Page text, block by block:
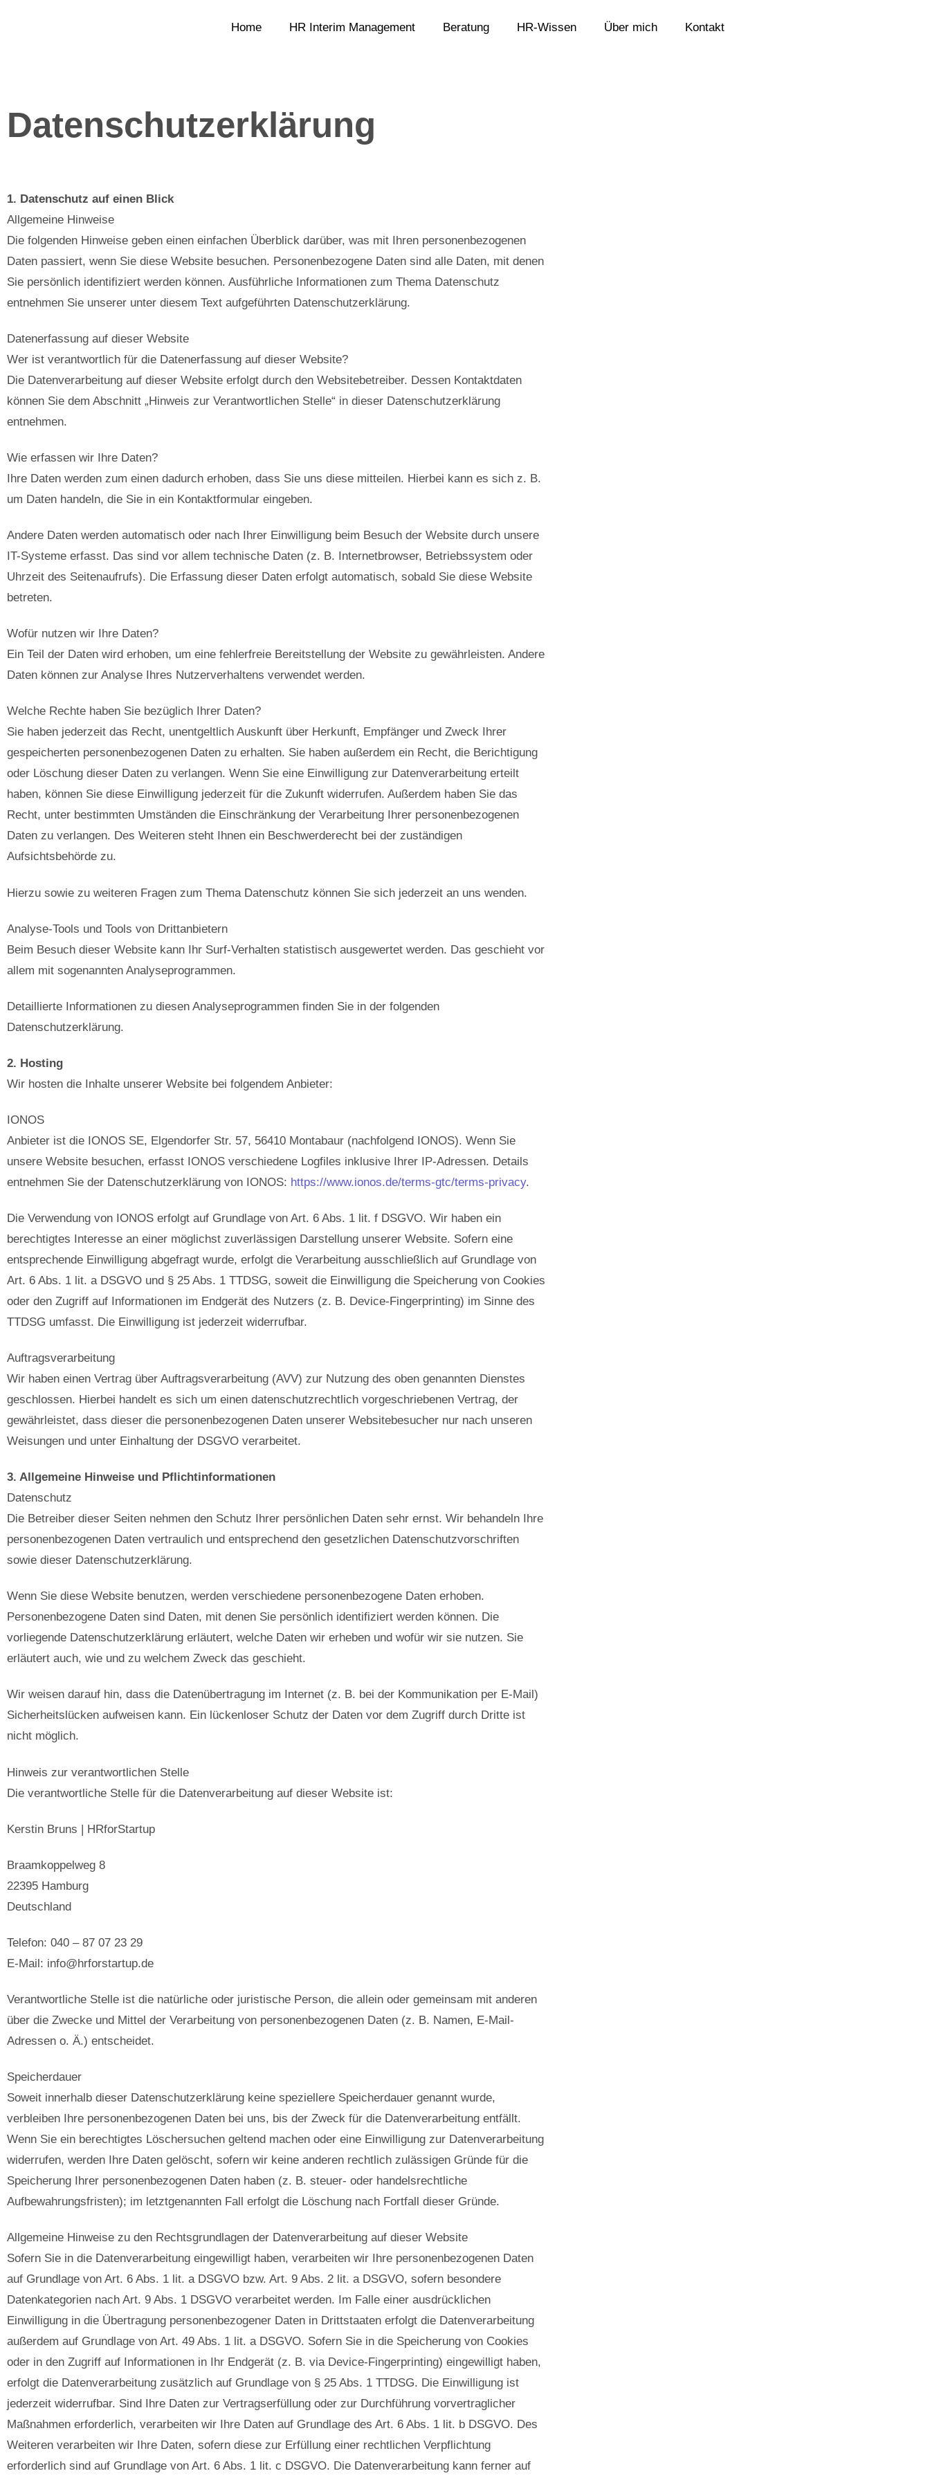
Home HR Interim Management Beratung HR-Wissen Über mich Kontakt
Datenschutzerklärung
1. Datenschutz auf einen Blick
Allgemeine Hinweise
Die folgenden Hinweise geben einen einfachen Überblick darüber, was mit Ihren personenbezogenen
Daten passiert, wenn Sie diese Website besuchen. Personenbezogene Daten sind alle Daten, mit denen
Sie persönlich identifiziert werden können. Ausführliche Informationen zum Thema Datenschutz
entnehmen Sie unserer unter diesem Text aufgeführten Datenschutzerklärung.
Datenerfassung auf dieser Website
Wer ist verantwortlich für die Datenerfassung auf dieser Website?
Die Datenverarbeitung auf dieser Website erfolgt durch den Websitebetreiber. Dessen Kontaktdaten
können Sie dem Abschnitt „Hinweis zur Verantwortlichen Stelle“ in dieser Datenschutzerklärung
entnehmen.
Wie erfassen wir Ihre Daten?
Ihre Daten werden zum einen dadurch erhoben, dass Sie uns diese mitteilen. Hierbei kann es sich z. B.
um Daten handeln, die Sie in ein Kontaktformular eingeben.
Andere Daten werden automatisch oder nach Ihrer Einwilligung beim Besuch der Website durch unsere
IT-Systeme erfasst. Das sind vor allem technische Daten (z. B. Internetbrowser, Betriebssystem oder
Uhrzeit des Seitenaufrufs). Die Erfassung dieser Daten erfolgt automatisch, sobald Sie diese Website
betreten.
Wofür nutzen wir Ihre Daten?
Ein Teil der Daten wird erhoben, um eine fehlerfreie Bereitstellung der Website zu gewährleisten. Andere
Daten können zur Analyse Ihres Nutzerverhaltens verwendet werden.
Welche Rechte haben Sie bezüglich Ihrer Daten?
Sie haben jederzeit das Recht, unentgeltlich Auskunft über Herkunft, Empfänger und Zweck Ihrer
gespeicherten personenbezogenen Daten zu erhalten. Sie haben außerdem ein Recht, die Berichtigung
oder Löschung dieser Daten zu verlangen. Wenn Sie eine Einwilligung zur Datenverarbeitung erteilt
haben, können Sie diese Einwilligung jederzeit für die Zukunft widerrufen. Außerdem haben Sie das
Recht, unter bestimmten Umständen die Einschränkung der Verarbeitung Ihrer personenbezogenen
Daten zu verlangen. Des Weiteren steht Ihnen ein Beschwerderecht bei der zuständigen
Aufsichtsbehörde zu.
Hierzu sowie zu weiteren Fragen zum Thema Datenschutz können Sie sich jederzeit an uns wenden.
Analyse-Tools und Tools von Dritt­anbietern
Beim Besuch dieser Website kann Ihr Surf-Verhalten statistisch ausgewertet werden. Das geschieht vor
allem mit sogenannten Analyseprogrammen.
Detaillierte Informationen zu diesen Analyseprogrammen finden Sie in der folgenden
Datenschutzerklärung.
2. Hosting
Wir hosten die Inhalte unserer Website bei folgendem Anbieter:
IONOS
Anbieter ist die IONOS SE, Elgendorfer Str. 57, 56410 Montabaur (nachfolgend IONOS). Wenn Sie
unsere Website besuchen, erfasst IONOS verschiedene Logfiles inklusive Ihrer IP-Adressen. Details
entnehmen Sie der Datenschutzerklärung von IONOS: https://www.ionos.de/terms-gtc/terms-privacy.
Die Verwendung von IONOS erfolgt auf Grundlage von Art. 6 Abs. 1 lit. f DSGVO. Wir haben ein
berechtigtes Interesse an einer möglichst zuverlässigen Darstellung unserer Website. Sofern eine
entsprechende Einwilligung abgefragt wurde, erfolgt die Verarbeitung ausschließlich auf Grundlage von
Art. 6 Abs. 1 lit. a DSGVO und § 25 Abs. 1 TTDSG, soweit die Einwilligung die Speicherung von Cookies
oder den Zugriff auf Informationen im Endgerät des Nutzers (z. B. Device-Fingerprinting) im Sinne des
TTDSG umfasst. Die Einwilligung ist jederzeit widerrufbar.
Auftragsverarbeitung
Wir haben einen Vertrag über Auftragsverarbeitung (AVV) zur Nutzung des oben genannten Dienstes
geschlossen. Hierbei handelt es sich um einen datenschutzrechtlich vorgeschriebenen Vertrag, der
gewährleistet, dass dieser die personenbezogenen Daten unserer Websitebesucher nur nach unseren
Weisungen und unter Einhaltung der DSGVO verarbeitet.
3. Allgemeine Hinweise und Pflicht­informationen
Datenschutz
Die Betreiber dieser Seiten nehmen den Schutz Ihrer persönlichen Daten sehr ernst. Wir behandeln Ihre
personenbezogenen Daten vertraulich und entsprechend den gesetzlichen Datenschutzvorschriften
sowie dieser Datenschutzerklärung.
Wenn Sie diese Website benutzen, werden verschiedene personenbezogene Daten erhoben.
Personenbezogene Daten sind Daten, mit denen Sie persönlich identifiziert werden können. Die
vorliegende Datenschutzerklärung erläutert, welche Daten wir erheben und wofür wir sie nutzen. Sie
erläutert auch, wie und zu welchem Zweck das geschieht.
Wir weisen darauf hin, dass die Datenübertragung im Internet (z. B. bei der Kommunikation per E-Mail)
Sicherheitslücken aufweisen kann. Ein lückenloser Schutz der Daten vor dem Zugriff durch Dritte ist
nicht möglich.
Hinweis zur verantwortlichen Stelle
Die verantwortliche Stelle für die Datenverarbeitung auf dieser Website ist:
Kerstin Bruns | HRforStartup
Braamkoppelweg 8
22395 Hamburg
Deutschland
Telefon: 040 – 87 07 23 29
E-Mail: info@hrforstartup.de
Verantwortliche Stelle ist die natürliche oder juristische Person, die allein oder gemeinsam mit anderen
über die Zwecke und Mittel der Verarbeitung von personenbezogenen Daten (z. B. Namen, E-Mail-
Adressen o. Ä.) entscheidet.
Speicherdauer
Soweit innerhalb dieser Datenschutzerklärung keine speziellere Speicherdauer genannt wurde,
verbleiben Ihre personenbezogenen Daten bei uns, bis der Zweck für die Datenverarbeitung entfällt.
Wenn Sie ein berechtigtes Löschersuchen geltend machen oder eine Einwilligung zur Datenverarbeitung
widerrufen, werden Ihre Daten gelöscht, sofern wir keine anderen rechtlich zulässigen Gründe für die
Speicherung Ihrer personenbezogenen Daten haben (z. B. steuer- oder handelsrechtliche
Aufbewahrungsfristen); im letztgenannten Fall erfolgt die Löschung nach Fortfall dieser Gründe.
Allgemeine Hinweise zu den Rechtsgrundlagen der Datenverarbeitung auf dieser Website
Sofern Sie in die Datenverarbeitung eingewilligt haben, verarbeiten wir Ihre personenbezogenen Daten
auf Grundlage von Art. 6 Abs. 1 lit. a DSGVO bzw. Art. 9 Abs. 2 lit. a DSGVO, sofern besondere
Datenkategorien nach Art. 9 Abs. 1 DSGVO verarbeitet werden. Im Falle einer ausdrücklichen
Einwilligung in die Übertragung personenbezogener Daten in Drittstaaten erfolgt die Datenverarbeitung
außerdem auf Grundlage von Art. 49 Abs. 1 lit. a DSGVO. Sofern Sie in die Speicherung von Cookies
oder in den Zugriff auf Informationen in Ihr Endgerät (z. B. via Device-Fingerprinting) eingewilligt haben,
erfolgt die Datenverarbeitung zusätzlich auf Grundlage von § 25 Abs. 1 TTDSG. Die Einwilligung ist
jederzeit widerrufbar. Sind Ihre Daten zur Vertragserfüllung oder zur Durchführung vorvertraglicher
Maßnahmen erforderlich, verarbeiten wir Ihre Daten auf Grundlage des Art. 6 Abs. 1 lit. b DSGVO. Des
Weiteren verarbeiten wir Ihre Daten, sofern diese zur Erfüllung einer rechtlichen Verpflichtung
erforderlich sind auf Grundlage von Art. 6 Abs. 1 lit. c DSGVO. Die Datenverarbeitung kann ferner auf